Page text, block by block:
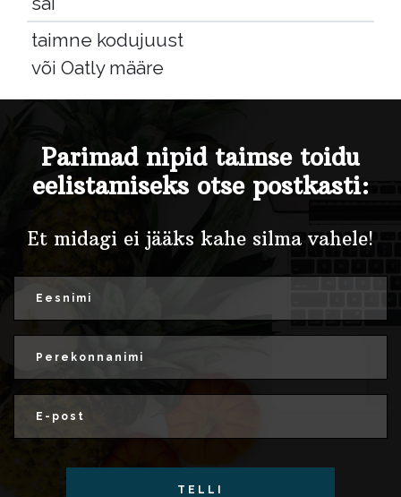
taimne kodujuust
või Oatly määre
Parimad nipid taimse toidu
eelistamiseks otse postkasti:
Et midagi ei jääks kahe silma vahele!
TELLI